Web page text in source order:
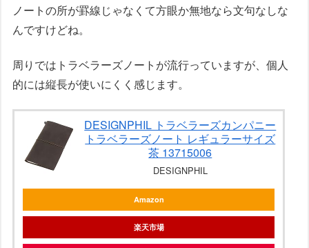
ノートの所が罫線じゃなくて方眼か無地なら文句なしな
んですけどね。
周りではトラベラーズノートが流行っていますが、個人
的には縦長が使いにくく感じます。
DESIGNPHIL トラベラーズカンパニー
トラベラーズノート レギュラーサイズ
茶 13715006
DESIGNPHIL
Amazon
楽天市場